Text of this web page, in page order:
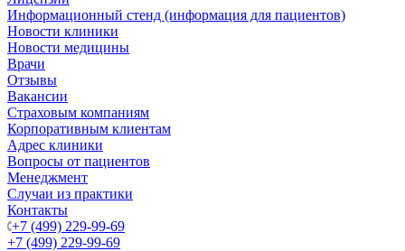
Информационный стенд (информация для пациентов)
Новости клиники
Новости медицины
Врачи
Отзывы
Вакансии
Страховым компаниям
Корпоративным клиентам
Адрес клиники
Вопросы от пациентов
Менеджмент
Случаи из практики
Контакты
+7 (499) 229-99-69
+7 (499) 229-99-69